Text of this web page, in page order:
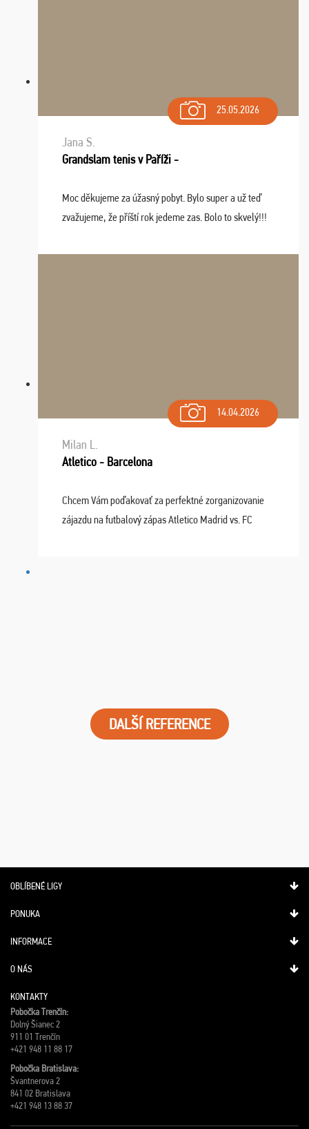
25.05.2026
Jana S.
Grandslam tenis v Paříži -
Moc děkujeme za úžasný pobyt. Bylo super a už teď
zvažujeme, že příští rok jedeme zas. Bolo to skvelý!!!
14.04.2026
Milan L.
Atletico - Barcelona
Chcem Vám poďakovať za perfektné zorganizovanie
zájazdu na futbalový zápas Atletico Madrid vs. FC
DALŠÍ REFERENCE
OBLÍBENÉ LIGY
PONUKA
INFORMACE
O NÁS
KONTAKTY
Pobočka Trenčín:
Dolný Šianec 2
911 01 Trenčín
+421 948 11 88 17
Pobočka Bratislava:
Švantnerova 2
841 02 Bratislava
+421 948 13 88 37